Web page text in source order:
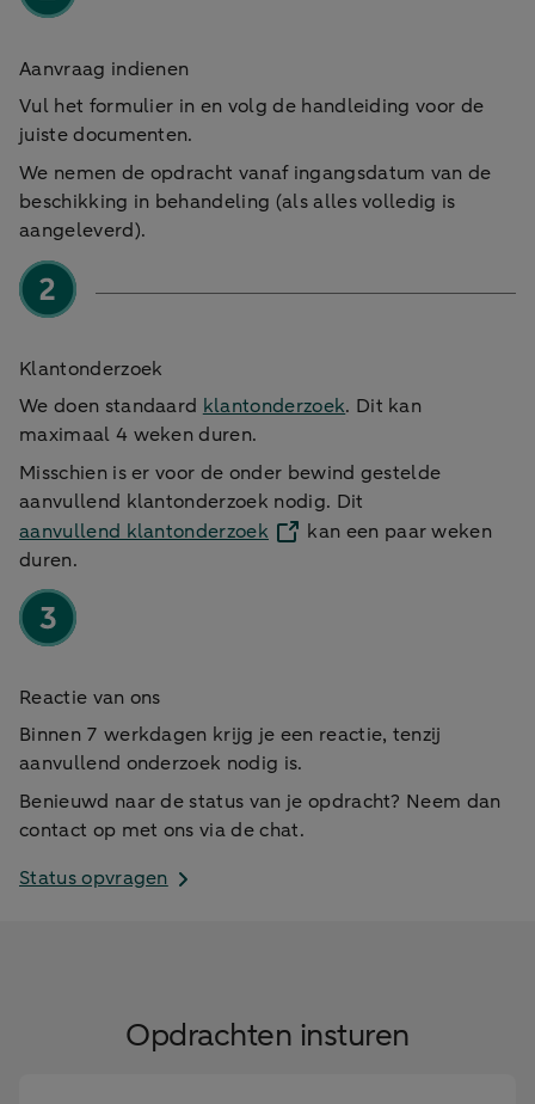
Aanvraag indienen
Vul het formulier in en volg de handleiding voor de
juiste documenten.
We nemen de opdracht vanaf ingangsdatum van de
beschikking in behandeling (als alles volledig is
aangeleverd).
Klantonderzoek
We doen standaard klantonderzoek. Dit kan
maximaal 4 weken duren.
Misschien is er voor de onder bewind gestelde
aanvullend klantonderzoek nodig. Dit
aanvullend klantonderzoek
kan een paar weken
duren.
Reactie van ons
Binnen 7 werkdagen krijg je een reactie, tenzij
aanvullend onderzoek nodig is.
Benieuwd naar de status van je opdracht? Neem dan
contact op met ons via de chat.
Status opvragen
Opdrachten insturen